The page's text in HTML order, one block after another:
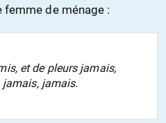
de ménage :
et de pleurs jamais,
jamais, jamais.